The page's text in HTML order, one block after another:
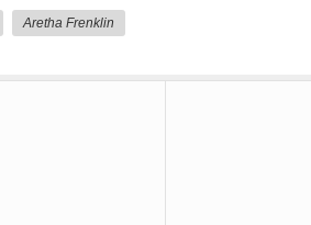
Aretha Frenklin